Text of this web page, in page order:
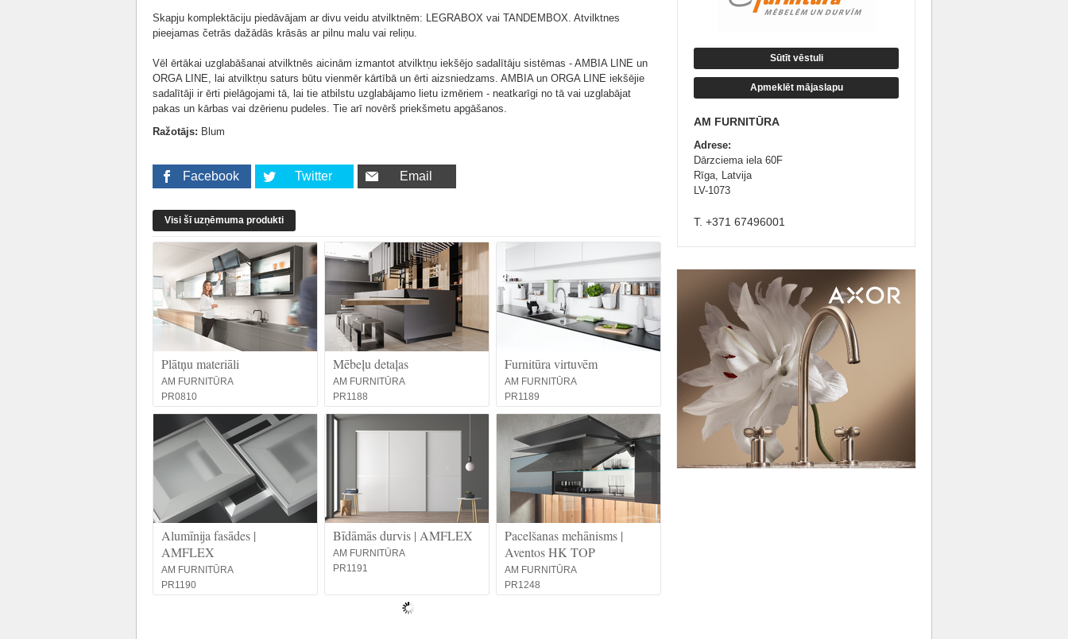
Skapju komplektāciju piedāvājam ar divu veidu atvilktnēm: LEGRABOX vai TANDEMBOX. Atvilktnes
pieejamas četrās dažādās krāsās ar pilnu malu vai reliņu.
Vēl ērtākai uzglabāšanai atvilktnēs aicinām izmantot atvilktņu iekšējo sadalītāju sistēmas - AMBIA LINE un
ORGA LINE, lai atvilktņu saturs būtu vienmēr kārtībā un ērti aizsniedzams. AMBIA un ORGA LINE iekšējie
sadalītāji ir ērti pielāgojami tā, lai tie atbilstu uzglabājamo lietu izmēriem - neatkarīgi no tā vai uzglabājat
pakas un kārbas vai dzērienu pudeles. Tie arī novērš priekšmetu apgāšanos.
Ražotājs: Blum
Facebook Twitter Email
Visi šī uzņēmuma produkti
Plātņu materiāli
AM FURNITŪRA
PR0810
Mēbeļu detaļas
AM FURNITŪRA
PR1188
Furnitūra virtuvēm
AM FURNITŪRA
PR1189
Alumīnija fasādes |
AMFLEX
AM FURNITŪRA
PR1190
Bīdāmās durvis | AMFLEX
AM FURNITŪRA
PR1191
Pacelšanas mehānisms |
Aventos HK TOP
AM FURNITŪRA
PR1248
Sūtīt vēstuli
Apmeklēt mājaslapu
AM FURNITŪRA
Adrese:
Dārzciema iela 60F
Rīga, Latvija
LV-1073
T. +371 67496001